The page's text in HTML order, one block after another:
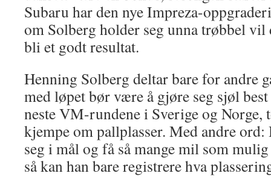
Subaru har den nye Impreza-
om Solberg holder seg unna trøbbel vil
bli et godt resultat.
Henning Solberg deltar bare for andre
med løpet bør være å gjøre seg sjøl
neste VM-rundene i Sverige og Norge,
kjempe om pallplasser. Med andre
seg i mål og få så mange mil som
så kan han bare registrere hva